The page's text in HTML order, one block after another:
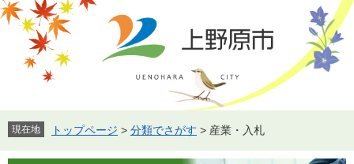
ペ
ー
す。
メ
ニ
し
て
本
現在地 トップページ > 分類でさがす > 産業・入札